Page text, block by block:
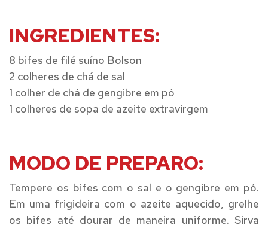
INGREDIENTES:
8 bifes de filé suíno Bolson
2 colheres de chá de sal
1 colher de chá de gengibre em pó
1 colheres de sopa de azeite extravirgem
MODO DE PREPARO:
Tempere os bifes com o sal e o gengibre em pó.
Em uma frigideira com o azeite aquecido, grelhe
os bifes até dourar de maneira uniforme. Sirva